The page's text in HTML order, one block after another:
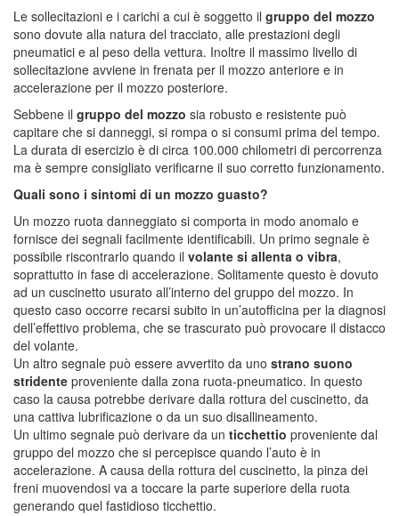
Le sollecitazioni e i carichi a cui è soggetto il gruppo del mozzo
sono dovute alla natura del tracciato, alle prestazioni degli
pneumatici e al peso della vettura. Inoltre il massimo livello di
sollecitazione avviene in frenata per il mozzo anteriore e in
accelerazione per il mozzo posteriore.
Sebbene il gruppo del mozzo sia robusto e resistente può
capitare che si danneggi, si rompa o si consumi prima del tempo.
La durata di esercizio è di circa 100.000 chilometri di percorrenza
ma è sempre consigliato verificarne il suo corretto funzionamento.
Quali sono i sintomi di un mozzo guasto?
Un mozzo ruota danneggiato si comporta in modo anomalo e
fornisce dei segnali facilmente identificabili. Un primo segnale è
possibile riscontrarlo quando il volante si allenta o vibra,
soprattutto in fase di accelerazione. Solitamente questo è dovuto
ad un cuscinetto usurato all’interno del gruppo del mozzo. In
questo caso occorre recarsi subito in un’autofficina per la diagnosi
dell’effettivo problema, che se trascurato può provocare il distacco
del volante.
Un altro segnale può essere avvertito da uno strano suono
stridente proveniente dalla zona ruota-pneumatico. In questo
caso la causa potrebbe derivare dalla rottura del cuscinetto, da
una cattiva lubrificazione o da un suo disallineamento.
Un ultimo segnale può derivare da un ticchettio proveniente dal
gruppo del mozzo che si percepisce quando l’auto è in
accelerazione. A causa della rottura del cuscinetto, la pinza dei
freni muovendosi va a toccare la parte superiore della ruota
generando quel fastidioso ticchettio.